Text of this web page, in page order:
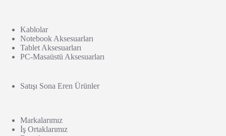
Kablolar
Notebook Aksesuarları
Tablet Aksesuarları
PC-Masaüstü Aksesuarları
Satışı Sona Eren Ürünler
Markalarımız
İş Ortaklarımız